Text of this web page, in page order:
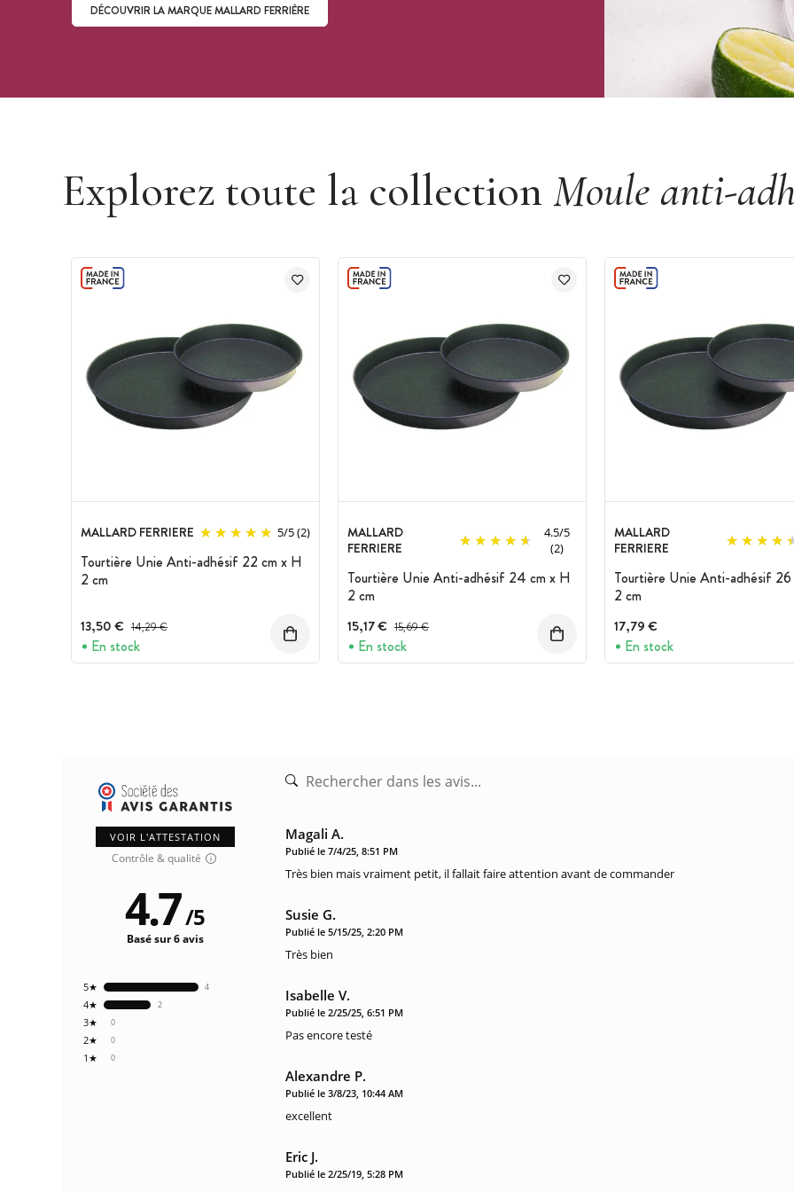
DÉCOUVRIR LA MARQUE MALLARD FERRIÈRE
Explorez toute la collection Moule anti-
MALLARD FERRIERE 5/5(2)
Tourtière Unie Anti-adhésif 22 cm x H
2 cm
13,50 € Prix avant réduction :
14,29 €
En stock
MALLARD
FERRIERE
4.5/5
(2)
Tourtière Unie Anti-adhésif 24 cm x H
2 cm
15,17 € Prix avant réduction :
15,69 €
En stock
MALLARD
FERRIERE
Tourtière Unie Anti-adhésif
2 cm
17,79 €
En stock
VOIR L'ATTESTATION
Contrôle & qualité
0
1★
0
2★
0
3★
2
4★
4
5★
4.7/5
Basé sur 6 avis
Magali A.
Publié le 7/4/25, 8:51 PM
Très bien mais vraiment petit, il fallait faire attention avant de commander
Susie G.
Publié le 5/15/25, 2:20 PM
Très bien
Isabelle V.
Publié le 2/25/25, 6:51 PM
Pas encore testé
Alexandre P.
Publié le 3/8/23, 10:44 AM
excellent
Eric J.
Publié le 2/25/19, 5:28 PM